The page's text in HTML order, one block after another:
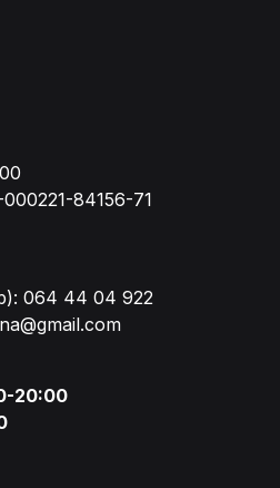
84156-71
064 44 04 922
20:00